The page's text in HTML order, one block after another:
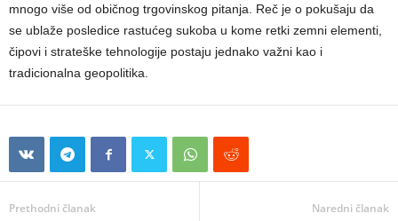
mnogo više od običnog trgovinskog pitanja. Reč je o pokušaju da
se ublaže posledice rastućeg sukoba u kome retki zemni elementi,
čipovi i strateške tehnologije postaju jednako važni kao i
tradicionalna geopolitika.
Prethodni članak Naredni članak